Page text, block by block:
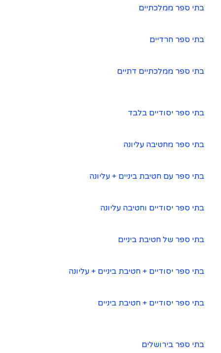
בתי ספר ממלכתיים
בתי ספר חרדיים
בתי ספר ממלכתיים דתיים
בתי ספר יסודיים בלבד
בתי ספר מחטיבה עליונה
בתי ספר עם חטיבת ביניים + עליונה
בתי ספר יסודיים וחטיבה עליונה
בתי ספר של חטיבת ביניים
בתי ספר יסודיים + חטיבת ביניים + עליונה
בתי ספר יסודיים + חטיבת ביניים
בתי ספר בירושלים